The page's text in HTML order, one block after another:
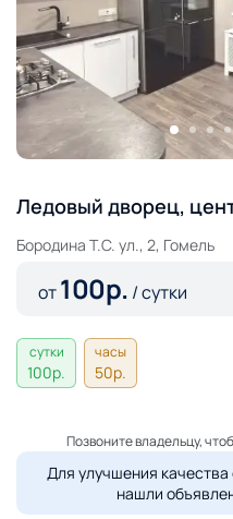
Ледовый дворец,
Бородина Т.С. ул., 2, Гомель
от100р. / сутки
сутки
100р.
часы
50р.
Позвоните владельцу,
Для улучшения
нашли